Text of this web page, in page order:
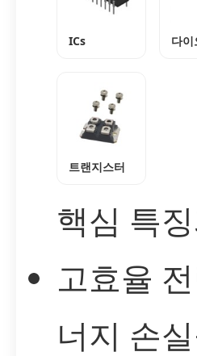
ICs 다이
트랜지스터
핵심 특
고효율
너지 손